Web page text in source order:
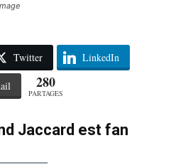
Twitter LinkedIn
280
PARTAGES
Jaccard est fan